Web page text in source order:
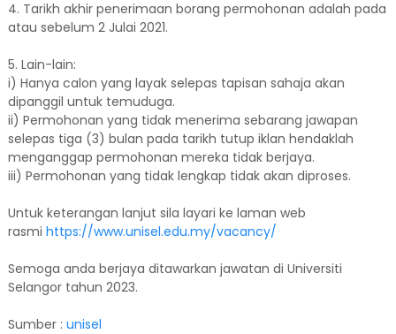
4. Tarikh akhir penerimaan borang permohonan adalah pada
atau sebelum 2 Julai 2021.
5. Lain-lain:
i) Hanya calon yang layak selepas tapisan sahaja akan
dipanggil untuk temuduga.
ii) Permohonan yang tidak menerima sebarang jawapan
selepas tiga (3) bulan pada tarikh tutup iklan hendaklah
menganggap permohonan mereka tidak berjaya.
iii) Permohonan yang tidak lengkap tidak akan diproses.
Untuk keterangan lanjut sila layari ke laman web
rasmi https://www.unisel.edu.my/vacancy/
Semoga anda berjaya ditawarkan jawatan di Universiti
Selangor tahun 2023.
Sumber : unisel